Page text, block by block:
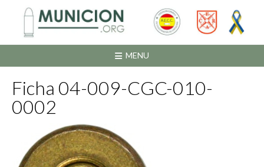
contenido
MENU
Ficha 04-009-CGC-010-
0002